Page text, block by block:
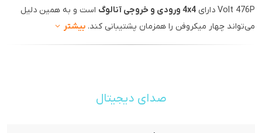
Volt 476P دارای
4x4 ورودی و خروجی آنالوگ
است و به همین دلیل
می‌تواند چهار میکروفن را همزمان پشتیبانی کند. بیشتر
صدای دیجیتال